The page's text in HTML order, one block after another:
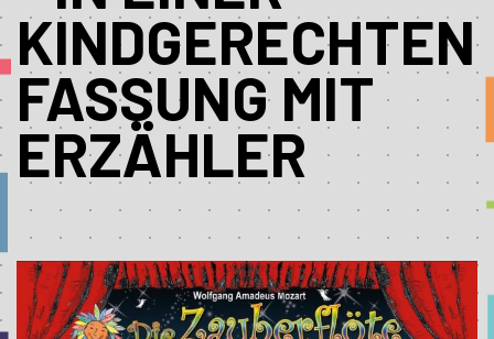
KINDGERECHTEN
FASSUNG MIT
ERZÄHLER